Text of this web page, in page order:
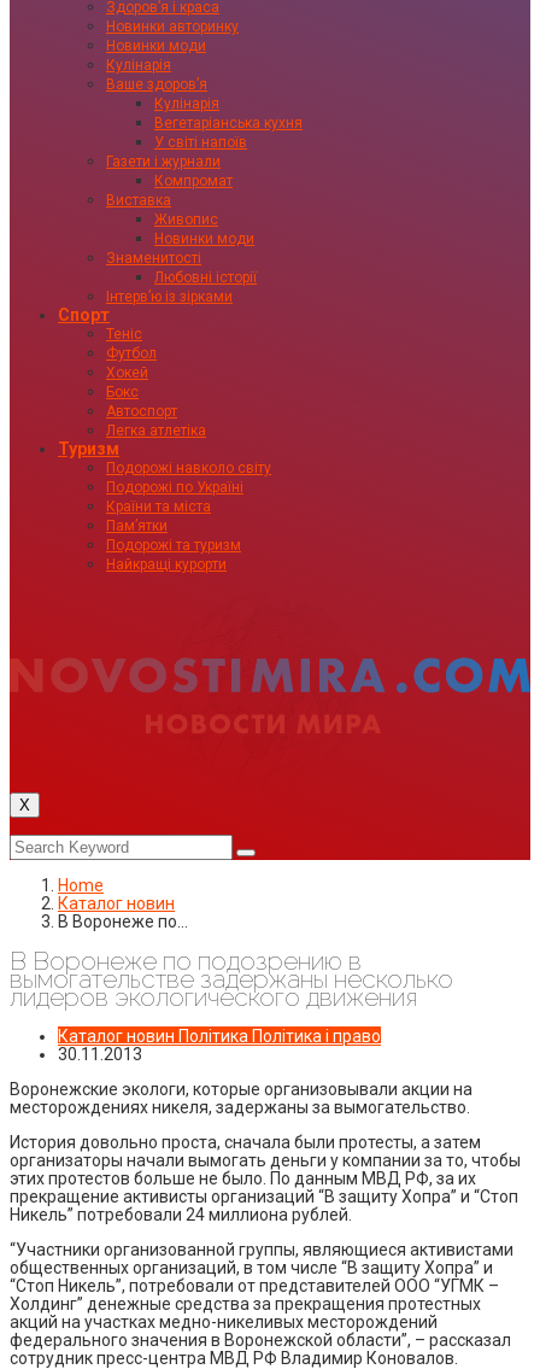
Здоровʼя і краса
Новинки авторинку
Новинки моди
Кулінарія
Ваше здоровʼя
Кулінарія
Вегетаріанська кухня
У світі напоїв
Газети і журнали
Компромат
Виставка
Живопис
Новинки моди
Знаменитості
Любовні історії
Інтервʼю із зірками
Спорт
Теніс
Футбол
Хокей
Бокс
Автоспорт
Легка атлетіка
Туризм
Подорожі навколо світу
Подорожі по Україні
Країни та міста
Пам’ятки
Подорожі та туризм
Найкращі курорти
X
Home
Каталог новин
В Воронеже по…
В Воронеже по подозрению в
вымогательстве задержаны несколько
лидеров экологического движения
Каталог новин Політика Політика і право
30.11.2013
Воронежские экологи, которые организовывали акции на
месторождениях никеля, задержаны за вымогательство.
История довольно проста, сначала были протесты, а затем
организаторы начали вымогать деньги у компании за то, чтобы
этих протестов больше не было. По данным МВД РФ, за их
прекращение активисты организаций “В защиту Хопра” и “Стоп
Никель” потребовали 24 миллиона рублей.
“Участники организованной группы, являющиеся активистами
общественных организаций, в том числе “В защиту Хопра” и
“Стоп Никель”, потребовали от представителей ООО “УГМК –
Холдинг” денежные средства за прекращения протестных
акций на участках медно-никеливых месторождений
федерального значения в Воронежской области”, – рассказал
сотрудник пресс-центра МВД РФ Владимир Коновалов.